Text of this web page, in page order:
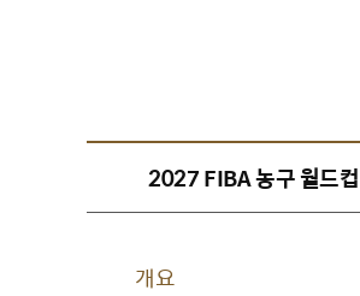
2027 FIBA 농구 월드
개요